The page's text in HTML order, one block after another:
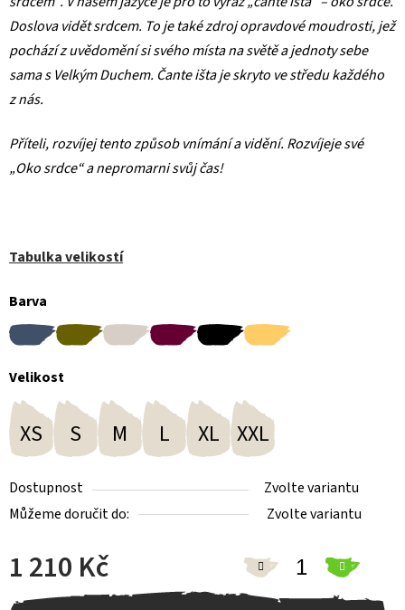
Doslova vidět srdcem. To je také zdroj opravdové moudrosti, jež
pochází z uvědomění si svého místa na světě a jednoty sebe
sama s Velkým Duchem. Čante išta je skryto ve středu každého
z nás.
Příteli, rozvíjej tento způsob vnímání a vidění. Rozvíjeje své
„Oko srdce“ a nepromarni svůj čas!
Tabulka velikostí
Barva
Velikost
XS S M L XL XXL
Dostupnost
Zvolte variantu
Můžeme doručit do:
Zvolte variantu
1 210 Kč
Měrná cena: